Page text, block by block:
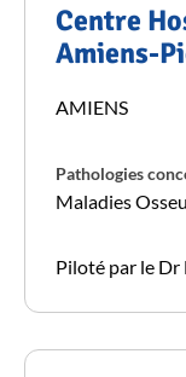
Centre
Amiens-
AMIENS
Pathologies
Maladies
Piloté par le Dr